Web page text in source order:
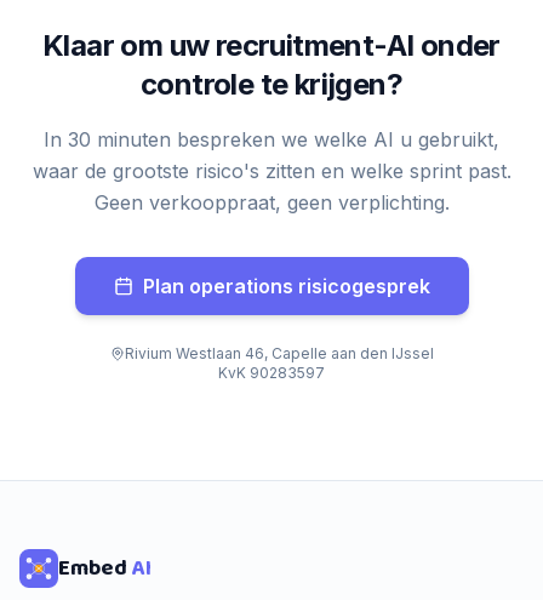
Klaar om uw recruitment-AI onder
controle te krijgen?
In 30 minuten bespreken we welke AI u gebruikt,
waar de grootste risico's zitten en welke sprint past.
Geen verkooppraat, geen verplichting.
Plan operations risicogesprek
Rivium Westlaan 46, Capelle aan den IJssel
KvK 90283597
EmbedAI